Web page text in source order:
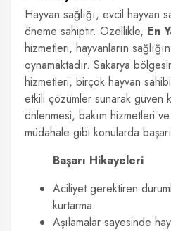
Hayvan sağlığı, evcil hayvan
öneme sahiptir. Özellikle, En
hizmetleri, hayvanların
oynamaktadır. Sakarya
hizmetleri, birçok hayvan
etkili çözümler sunarak güven
önlenmesi, bakım hizmetleri
müdahale gibi konularda
Başarı Hikayeleri
Aciliyet gerektiren
kurtarma.
Aşılamalar sayesinde